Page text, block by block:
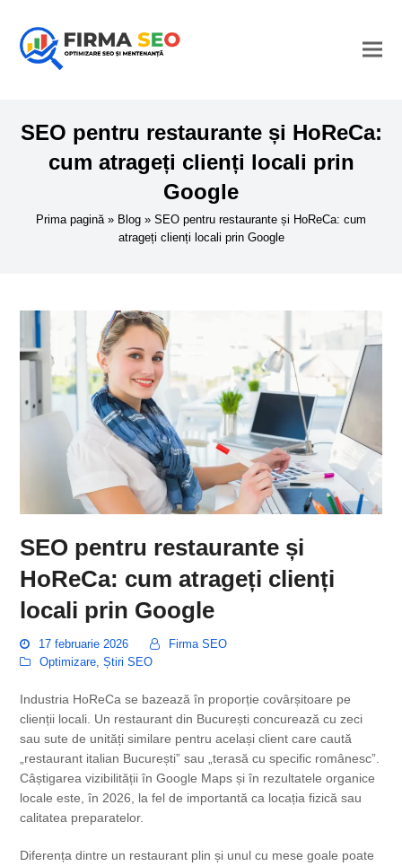
SEO pentru restaurante și HoReCa:
cum atrageți clienți locali prin
Google
Prima pagină» Blog » SEO pentru restaurante și HoReCa: cum
atrageți clienți locali prin Google
SEO pentru restaurante și
HoReCa: cum atrageți clienți
locali prin Google
17 februarie 2026
Firma SEO
Optimizare ,Știri SEO
Industria HoReCa se bazează în proporție covârșitoare pe
clienții locali. Un restaurant din București concurează cu zeci
sau sute de unități similare pentru același client care caută
„restaurant italian București” sau „terasă cu specific românesc”.
Câștigarea vizibilității în Google Maps și în rezultatele organice
locale este, în 2026, la fel de importantă ca locația fizică sau
calitatea preparatelor.
Diferența dintre un restaurant plin și unul cu mese goale poate